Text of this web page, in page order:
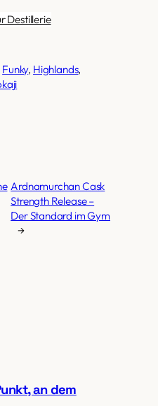
Destillerie
Funky, Highlands
Ardnamurchan Cask
Strength Release –
Der Standard im Gym
→
an dem